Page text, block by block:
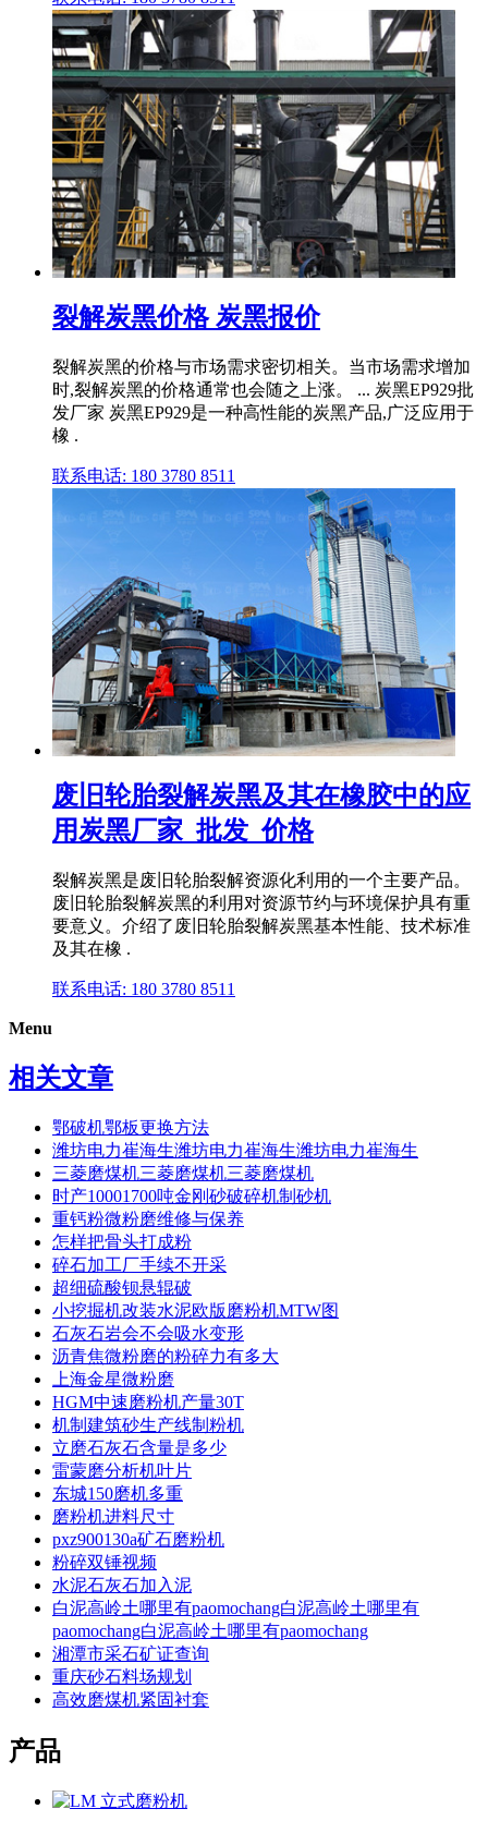
裂解炭黑价格 炭黑报价
裂解炭黑的价格与市场需求密切相关。当市场需求增加
时,裂解炭黑的价格通常也会随之上涨。 ... 炭黑EP929批
发厂家 炭黑EP929是一种高性能的炭黑产品,广泛应用于
橡 .
联系电话: 180 3780 8511
废旧轮胎裂解炭黑及其在橡胶中的应
用炭黑厂家_批发_价格
裂解炭黑是废旧轮胎裂解资源化利用的一个主要产品。
废旧轮胎裂解炭黑的利用对资源节约与环境保护具有重
要意义。介绍了废旧轮胎裂解炭黑基本性能、技术标准
及其在橡 .
联系电话: 180 3780 8511
Menu
相关文章
鄂破机鄂板更换方法
潍坊电力崔海生潍坊电力崔海生潍坊电力崔海生
三菱磨煤机三菱磨煤机三菱磨煤机
时产10001700吨金刚砂破碎机制砂机
重钙粉微粉磨维修与保养
怎样把骨头打成粉
碎石加工厂手续不开采
超细硫酸钡悬辊破
小挖掘机改装水泥欧版磨粉机MTW图
石灰石岩会不会吸水变形
沥青焦微粉磨的粉碎力有多大
上海金星微粉磨
HGM中速磨粉机产量30T
机制建筑砂生产线制粉机
立磨石灰石含量是多少
雷蒙磨分析机叶片
东城150磨机多重
磨粉机进料尺寸
pxz900130a矿石磨粉机
粉碎双锤视频
水泥石灰石加入泥
白泥高岭土哪里有paomochang白泥高岭土哪里有
paomochang白泥高岭土哪里有paomochang
湘潭市采石矿证查询
重庆砂石料场规划
高效磨煤机紧固衬套
产品